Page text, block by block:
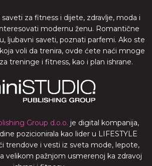
za fitness i dijete, zdravlje, moda i
modernu ženu. Romantične
ljubavni saveti, poznati parfemi. Ako ste
voli da trenira, ovde ćete naći mnoge
treninge i fitness, kao i plan ishrane.
Group d.o.o. je digital kompanija,
pozicionirala kao lider u LIFESTYLE
trendove i vesti iz sveta mode, lepote,
velikom pažnjom usmerenoj ka zdravoj